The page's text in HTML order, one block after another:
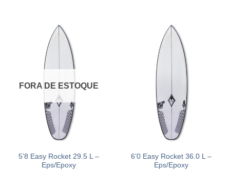
FORA DE ESTOQUE
5’8 Easy Rocket 29.5 L –
Eps/Epoxy
6’0 Easy Rocket 36.0 L –
Eps/Epoxy